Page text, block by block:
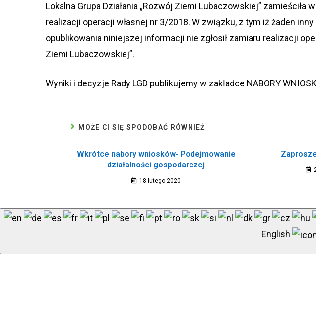
Lokalna Grupa Działania „Rozwój Ziemi Lubaczowskiej”
realizacji operacji własnej nr 3/2018. W związku, z tym iż żaden
opublikowania niniejszej informacji nie zgłosił zamiaru realizacji
Ziemi Lubaczowskiej”.
Wyniki i decyzje Rady LGD publikujemy w zakładce NABORY
MOŻE CI SIĘ SPODOBAĆ RÓWNIEŻ
Wkrótce nabory wniosków- Podejmowanie
działalności gospodarczej
18 lutego 2020
English